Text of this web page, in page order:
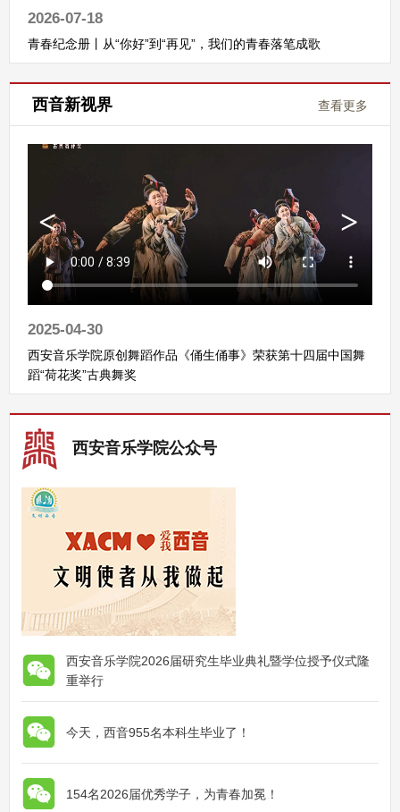
2026-07-18
青春纪念册丨从“你好”到“再见”，我们的青春落笔成歌
西音新视界 查看更多
2025-04-30
西安音乐学院原创舞蹈作品《俑生俑事》荣获第十四届中国舞
蹈“荷花奖”古典舞奖
西安音乐学院公众号
西安音乐学院2026届研究生毕业典礼暨学位授予仪式隆
重举行
今天，西音955名本科生毕业了！
154名2026届优秀学子，为青春加冕！